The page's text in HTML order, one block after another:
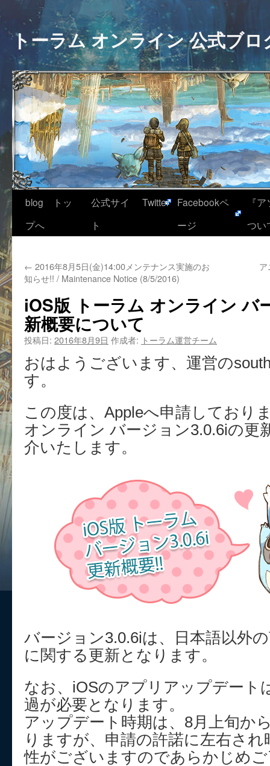
トーラム オンライン 公式ブロ
blog トッ
プへ
公式サイ
ト
Twitter
Facebookペ
ージ
『
つい
← 2016年8月5日(金)14:00メンテナンス実施のお
知らせ!! / Maintenance Notice (8/5/2016)
iOS版 トーラム オンライン バ
新概要について
投稿日: 2016年8月9日 作成者: トーラム運営チーム
おはようございます、運営の
す。
この度は、Appleへ申請しており
オンライン バージョン3.0.6iの更
介いたします。
バージョン3.0.6iは、日本語以外
に関する更新となります。
なお、iOSのアプリアップデート
過が必要となります。
アップデート時期は、8月上旬か
りますが、申請の許諾に左右さ
性がございますのであらかじめ